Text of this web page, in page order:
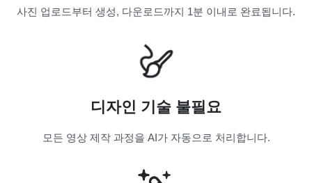
사진 업로드부터 생성, 다운로드까지 1분 이내로 완료됩니다.
디자인 기술 불필요
모든 영상 제작 과정을 AI가 자동으로 처리합니다.